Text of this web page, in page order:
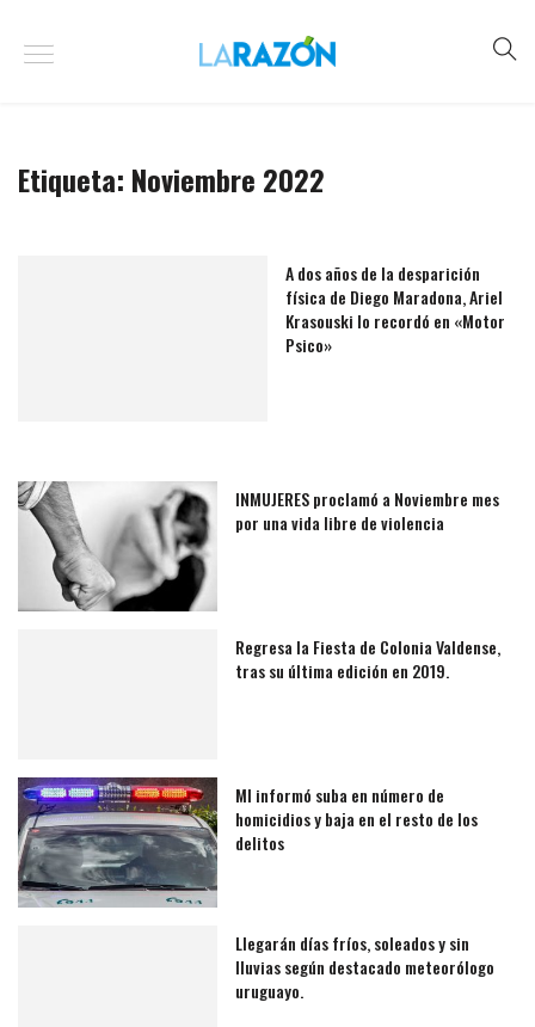
Etiqueta: Noviembre 2022
A dos años de la desparición
física de Diego Maradona, Ariel
Krasouski lo recordó en «Motor
Psico»
INMUJERES proclamó a Noviembre mes
por una vida libre de violencia
Regresa la Fiesta de Colonia Valdense,
tras su última edición en 2019.
MI informó suba en número de
homicidios y baja en el resto de los
delitos
Llegarán días fríos, soleados y sin
lluvias según destacado meteorólogo
uruguayo.